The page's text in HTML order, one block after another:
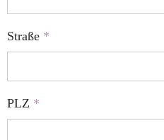
Straße *
PLZ *